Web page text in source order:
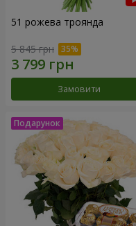
51 рожева троянда
5 845 грн
Замовити